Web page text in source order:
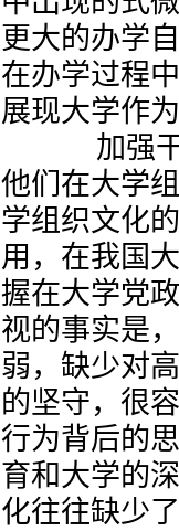
更大的办学
在办学过程
展现大学作
加强干
他们在大学
学组织文化
用，在我国
握在大学党
视的事实是
弱，缺少对
的坚守，很
行为背后的
育和大学的
化往往缺少